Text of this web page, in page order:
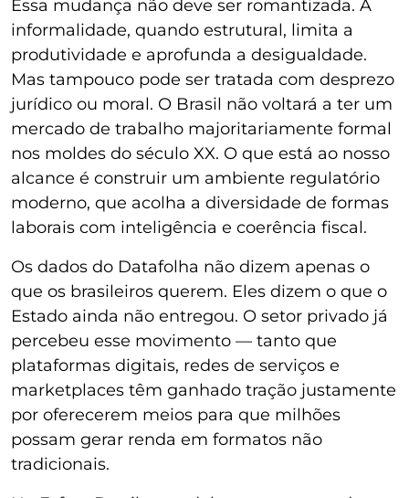
Essa mudança não deve ser romantizada. A
informalidade, quando estrutural, limita a
produtividade e aprofunda a desigualdade.
Mas tampouco pode ser tratada com desprezo
jurídico ou moral. O Brasil não voltará a ter um
mercado de trabalho majoritariamente formal
nos moldes do século XX. O que está ao nosso
alcance é construir um ambiente regulatório
moderno, que acolha a diversidade de formas
laborais com inteligência e coerência fiscal.
Os dados do Datafolha não dizem apenas o
que os brasileiros querem. Eles dizem o que o
Estado ainda não entregou. O setor privado já
percebeu esse movimento — tanto que
plataformas digitais, redes de serviços e
marketplaces têm ganhado tração justamente
por oferecerem meios para que milhões
possam gerar renda em formatos não
tradicionais.